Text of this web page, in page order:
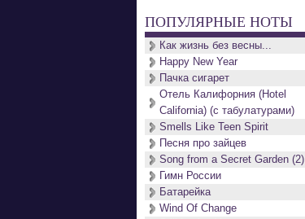
ПОПУЛЯРНЫЕ НОТЫ
Как жизнь без весны...
Happy New Year
Пачка сигарет
Отель Калифорния (Hotel
California) (с табулатурами)
Smells Like Teen Spirit
Песня про зайцев
Song from a Secret Garden (2)
Гимн России
Батарейка
Wind Of Change